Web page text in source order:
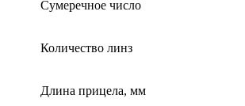
Сумеречное число
Количество линз
Длина прицела, мм